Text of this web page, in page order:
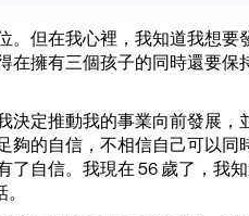
。但在我心裡，我知道我想要
在擁有三個孩子的同時還要保
決定推動我的事業向前發展，
夠的自信，不相信自己可以同
自信。我現在 56 歲了，我